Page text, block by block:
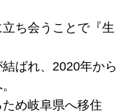
ち会うことで『生
ばれ、2020年から
め岐阜県へ移住